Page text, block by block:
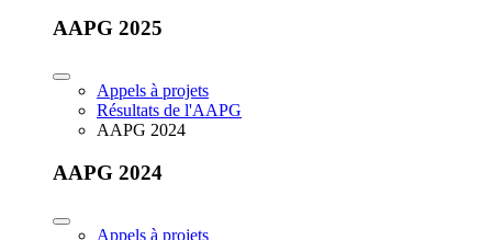
AAPG 2025
Appels à projets
Résultats de l'AAPG
AAPG 2024
AAPG 2024
Appels à projets